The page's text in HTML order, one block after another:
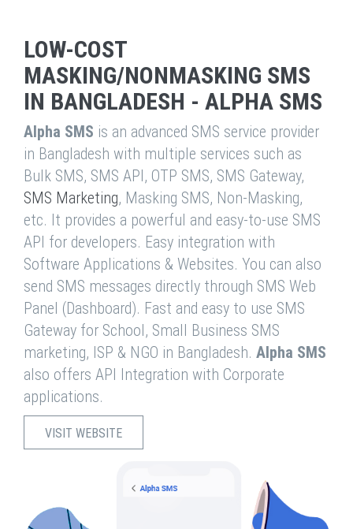
LOW-COST
MASKING/NONMASKING SMS
IN BANGLADESH - ALPHA SMS
Alpha SMS is an advanced SMS service provider
in Bangladesh with multiple services such as
Bulk SMS, SMS API, OTP SMS, SMS Gateway,
SMS Marketing, Masking SMS, Non-Masking,
etc. It provides a powerful and easy-to-use SMS
API for developers. Easy integration with
Software Applications & Websites. You can also
send SMS messages directly through SMS Web
Panel (Dashboard). Fast and easy to use SMS
Gateway for School, Small Business SMS
marketing, ISP & NGO in Bangladesh. Alpha SMS
also offers API Integration with Corporate
applications.
VISIT WEBSITE